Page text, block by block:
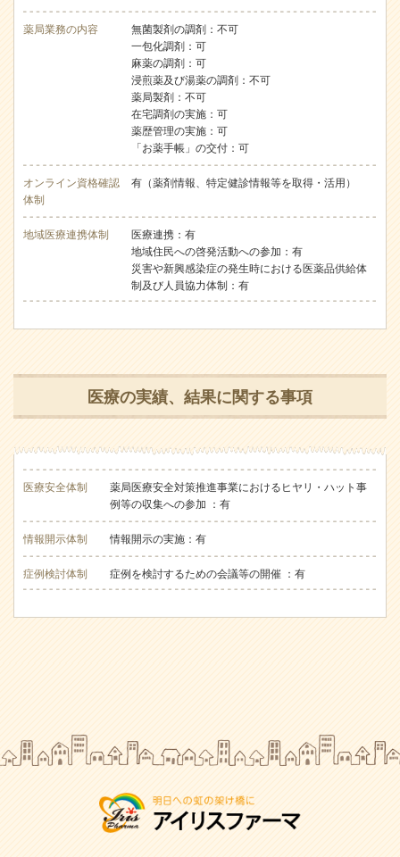
薬局業務の内容
無菌製剤の調剤：不可
一包化調剤：可
麻薬の調剤：可
浸煎薬及び湯薬の調剤：不可
薬局製剤：不可
在宅調剤の実施：可
薬歴管理の実施：可
「お薬手帳」の交付：可
オンライン資格確認
体制
有（薬剤情報、特定健診情報等を取得・活用）
地域医療連携体制
医療連携：有
地域住民への啓発活動への参加：有
災害や新興感染症の発生時における医薬品供給体
制及び人員協力体制：有
医療の実績、結果に関する事項
医療安全体制
薬局医療安全対策推進事業におけるヒヤリ・ハット事
例等の収集への参加 ：有
情報開示体制 情報開示の実施：有
症例検討体制 症例を検討するための会議等の開催 ：有